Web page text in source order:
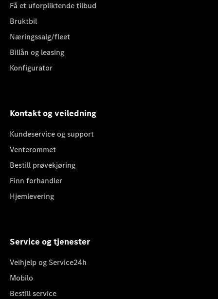
Få et uforpliktende tilbud
Bruktbil
Næringssalg/fleet
Billån og leasing
Konfigurator
Kontakt og veiledning
Kundeservice og support
Venterommet
Bestill prøvekjøring
Finn forhandler
Hjemlevering
Service og tjenester
Veihjelp og Service24h
Mobilo
Bestill service